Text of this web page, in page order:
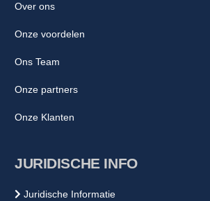
Over ons
Onze voordelen
Ons Team
Onze partners
Onze Klanten
JURIDISCHE INFO
Juridische Informatie